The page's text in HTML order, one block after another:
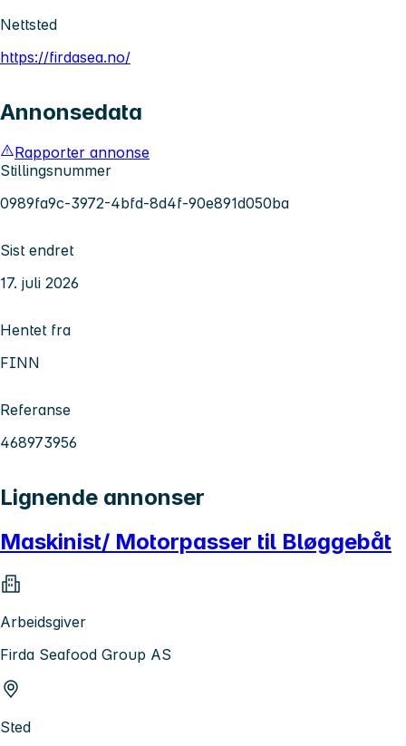
Nettsted
https://firdasea.no/
Annonsedata
Rapporter annonse
Stillingsnummer
0989fa9c-3972-4bfd-8d4f-90e891d050ba
Sist endret
17. juli 2026
Hentet fra
FINN
Referanse
468973956
Lignende annonser
Maskinist/ Motorpasser til Bløggebåt
Arbeidsgiver
Firda Seafood Group AS
Sted